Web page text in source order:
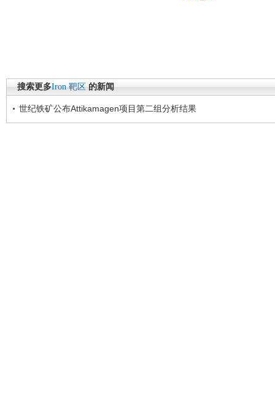
搜索更多Iron 靶区 的新闻
世纪铁矿公布Attikamagen项目第二组分析结果